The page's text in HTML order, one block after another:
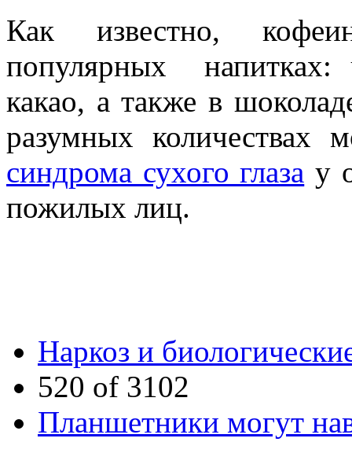
Как известно,
популярных напитках:
какао, а также в
разумных количествах
синдрома сухого глаза у
пожилых лиц.
Наркоз и
520 of 3102
Планшетники могут